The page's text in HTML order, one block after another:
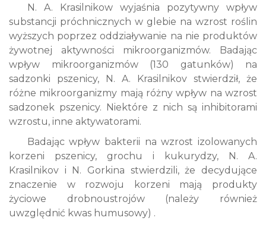
N. A. Krasilnikow wyjaśnia pozytywny wpływ
substancji próchnicznych w glebie na wzrost roślin
wyższych poprzez oddziaływanie na nie produktów
żywotnej aktywności mikroorganizmów. Badając
wpływ mikroorganizmów (130 gatunków) na
sadzonki pszenicy, N. A. Krasilnikov stwierdził, że
różne mikroorganizmy mają różny wpływ na wzrost
sadzonek pszenicy. Niektóre z nich są inhibitorami
wzrostu, inne aktywatorami.
Badając wpływ bakterii na wzrost izolowanych
korzeni pszenicy, grochu i kukurydzy, N. A.
Krasilnikov i N. Gorkina stwierdzili, że decydujące
znaczenie w rozwoju korzeni mają produkty
życiowe drobnoustrojów (należy również
uwzględnić kwas humusowy) .